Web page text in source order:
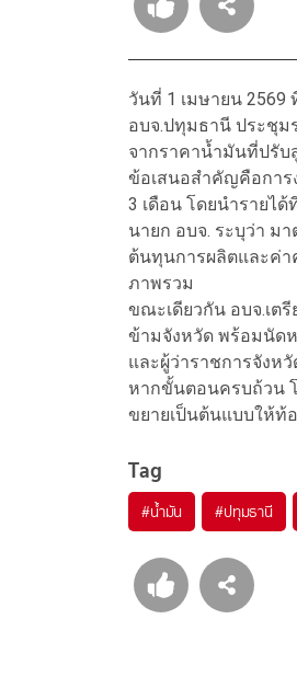
วันที่ 1 เมษายน
อบจ.ปทุมธานี ประชุม
จากราคาน้ำมันที่ปรับ
ข้อเสนอสำคัญคือการ
3 เดือน โดยนำรายไ
นายก อบจ. ระบุว่า ม
ต้นทุนการผลิตและค่า
ภาพรวม
ขณะเดียวกัน อบจ.เต
ข้ามจังหวัด พร้อมนัดห
และผู้ว่าราชการจังห
หากขั้นตอนครบถ้วน โ
ขยายเป็นต้นแบบให้ท้
Tag
#น้ำมัน #ปทุมธานี